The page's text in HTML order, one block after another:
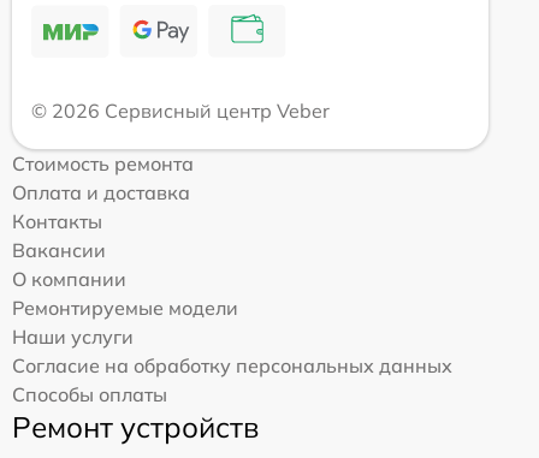
© 2026 Сервисный центр Veber
Стоимость ремонта
Оплата и доставка
Контакты
Вакансии
О компании
Ремонтируемые модели
Наши услуги
Согласие на обработку персональных данных
Способы оплаты
Ремонт устройств